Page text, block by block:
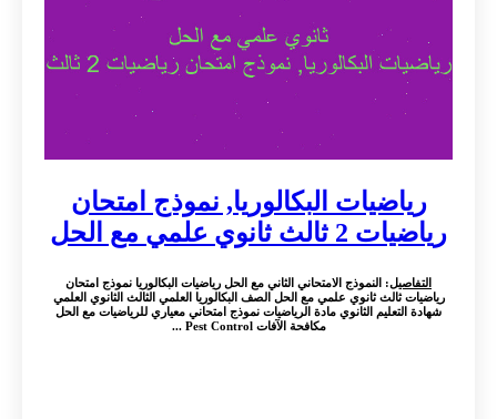
رياضيات البكالوريا, نموذج امتحان
رياضيات 2 ثالث ثانوي علمي مع الحل
التفاصيل: النموذج الامتحاني الثاني مع الحل رياضيات البكالوريا نموذج امتحان
رياضيات ثالث ثانوي علمي مع الحل الصف البكالوريا العلمي الثالث الثانوي العلمي
شهادة التعليم الثانوي مادة الرياضيات نموذج امتحاني معياري للرياضيات مع الحل
مكافحة الآفات Pest Control ...